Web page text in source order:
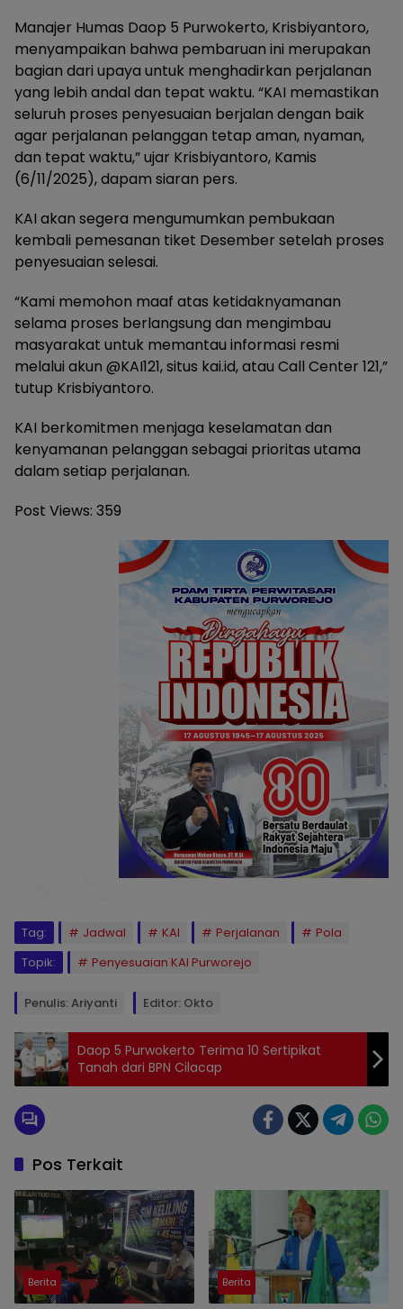
Manajer Humas Daop 5 Purwokerto, Krisbiyantoro,
menyampaikan bahwa pembaruan ini merupakan
bagian dari upaya untuk menghadirkan perjalanan
yang lebih andal dan tepat waktu. “KAI memastikan
seluruh proses penyesuaian berjalan dengan baik
agar perjalanan pelanggan tetap aman, nyaman,
dan tepat waktu,” ujar Krisbiyantoro, Kamis
(6/11/2025), dapam siaran pers.
KAI akan segera mengumumkan pembukaan
kembali pemesanan tiket Desember setelah proses
penyesuaian selesai.
“Kami memohon maaf atas ketidaknyamanan
selama proses berlangsung dan mengimbau
masyarakat untuk memantau informasi resmi
melalui akun @KAI121, situs kai.id, atau Call Center 121,”
tutup Krisbiyantoro.
KAI berkomitmen menjaga keselamatan dan
kenyamanan pelanggan sebagai prioritas utama
dalam setiap perjalanan.
Post Views: 359
Tag: Jadwal KAI Perjalanan
Pola
Topik:
Penyesuaian KAI Purworejo
Penulis: Ariyanti Editor: Okto
Daop 5 Purwokerto Terima 10 Sertipikat
Tanah dari BPN Cilacap
Pos Terkait
Berita Berita